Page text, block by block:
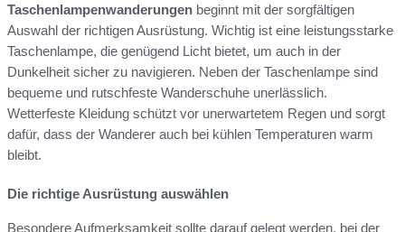
Taschenlampenwanderungen beginnt mit der sorgfältigen
Auswahl der richtigen Ausrüstung. Wichtig ist eine leistungsstarke
Taschenlampe, die genügend Licht bietet, um auch in der
Dunkelheit sicher zu navigieren. Neben der Taschenlampe sind
bequeme und rutschfeste Wanderschuhe unerlässlich.
Wetterfeste Kleidung schützt vor unerwartetem Regen und sorgt
dafür, dass der Wanderer auch bei kühlen Temperaturen warm
bleibt.
Die richtige Ausrüstung auswählen
Besondere Aufmerksamkeit sollte darauf gelegt werden, bei der